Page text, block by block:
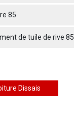
85
de tuile de rive 85
Dissais